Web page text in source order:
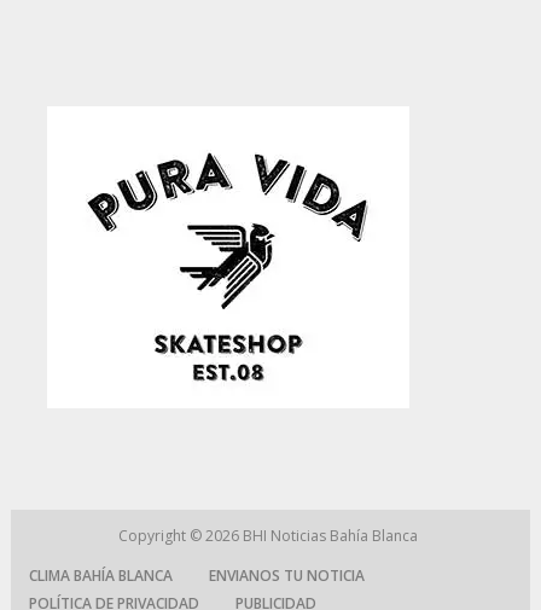
Copyright © 2026 BHI Noticias Bahía Blanca
CLIMA BAHÍA BLANCA
ENVIANOS TU NOTICIA
POLÍTICA DE PRIVACIDAD
PUBLICIDAD